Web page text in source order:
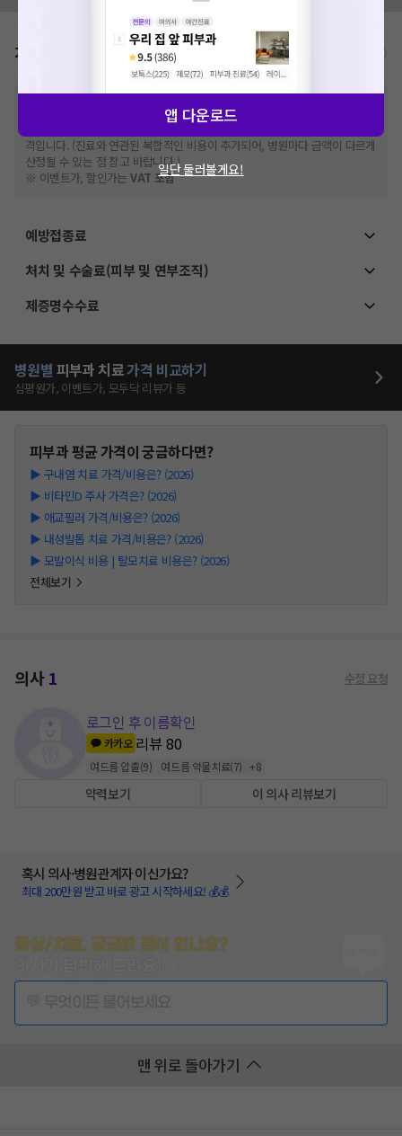
가격표 비급여/급여 진료란?
※비급여 항목의 경우,추가비용 등으로 실제 가격과 상이할 수 있으니, 정확
한 가격은 해당 의료기관에 직접 문의해주세요.
건강보험심사평가원
격입니다. (진료와 연관된 복합적인 비용이 추가되어, 병원마다 금액이 다르게
산정될 수 있는 점 참고 바랍니다.)
※ 이벤트가, 할인가는VAT 포함
예방접종료
처치 및 수술료(피부 및 연부조직)
제증명수수료
병원별 피부과 치료가격 비교하기
심평원가, 이벤트가, 모두닥 리뷰가 등
피부과평균 가격이 궁금하다면?
▶ 구내염 치료 가격/비용은? (2026)
▶ 비타민D 주사 가격은? (2026)
▶ 애교필러 가격/비용은? (2026)
▶ 내성발톱 치료 가격/비용은? (2026)
▶ 모발이식 비용 | 탈모치료 비용은? (2026)
전체보기
의사1 수정 요청
로그인 후 이름확인
카카오 리뷰80
여드름 압출(9) 여드름 약물치료(7) +8
약력보기 이 의사 리뷰보기
혹시 의사·병원관계자 이신가요?
최대 200만원 받고 바로 광고 시작하세요! 💰💰
증상/치료, 궁금한 점이 있나요?
맨 위로 돌아가기
앱 다운로드
일단 둘러볼게요!